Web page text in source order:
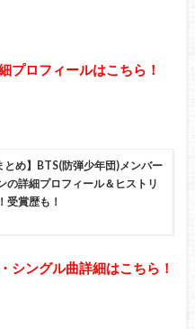
プロフィールはこちら！
とめ】BTS(防弾少年団)メンバー
の詳細プロフィール＆ヒストリ
受賞歴も！
シングル曲詳細はこちら！